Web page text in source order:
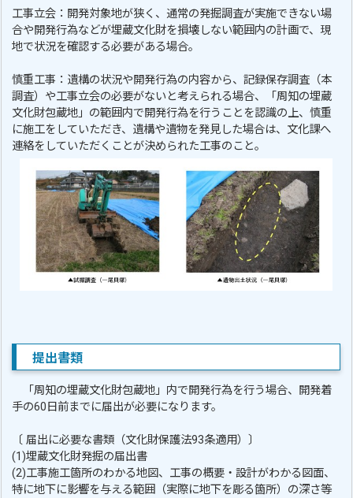
工事立会：開発対象地が狭く、通常の発掘調査が実施できない場
合や開発行為などが埋蔵文化財を損壊しない範囲内の計画で、現
地で状況を確認する必要がある場合。
慎重工事：遺構の状況や開発行為の内容から、記録保存調査（本
調査）や工事立会の必要がないと考えられる場合、「周知の埋蔵
文化財包蔵地」の範囲内で開発行為を行うことを認識の上、慎重
に施工をしていただき、遺構や遺物を発見した場合は、文化課へ
連絡をしていただくことが決められた工事のこと。
提出書類
「周知の埋蔵文化財包蔵地」内で開発行為を行う場合、開発着
手の60日前までに届出が必要になります。
〔 届出に必要な書類（文化財保護法93条適用）〕
(1)埋蔵文化財発掘の届出書
(2)工事施工箇所のわかる地図、工事の概要・設計がわかる図面、
特に地下に影響を与える範囲（実際に地下を彫る箇所）の深さ等